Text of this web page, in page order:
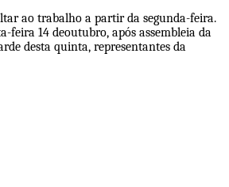
ao trabalho a partir da segunda-feira.
feira 14 deoutubro, após assembleia da
desta quinta, representantes da